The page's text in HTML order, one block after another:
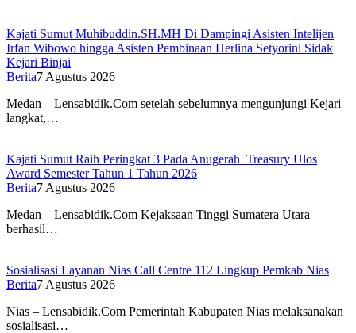
Kajati Sumut Muhibuddin.SH.MH Di Dampingi Asisten Intelijen
Irfan Wibowo hingga Asisten Pembinaan Herlina Setyorini Sidak
Kejari Binjai
Berita7 Agustus 2026
Medan – Lensabidik.Com setelah sebelumnya mengunjungi Kejari
langkat,…
Kajati Sumut Raih Peringkat 3 Pada Anugerah Treasury Ulos
Award Semester Tahun 1 Tahun 2026
Berita7 Agustus 2026
Medan – Lensabidik.Com Kejaksaan Tinggi Sumatera Utara
berhasil…
Sosialisasi Layanan Nias Call Centre 112 Lingkup Pemkab Nias
Berita7 Agustus 2026
Nias – Lensabidik.Com Pemerintah Kabupaten Nias melaksanakan
sosialisasi…